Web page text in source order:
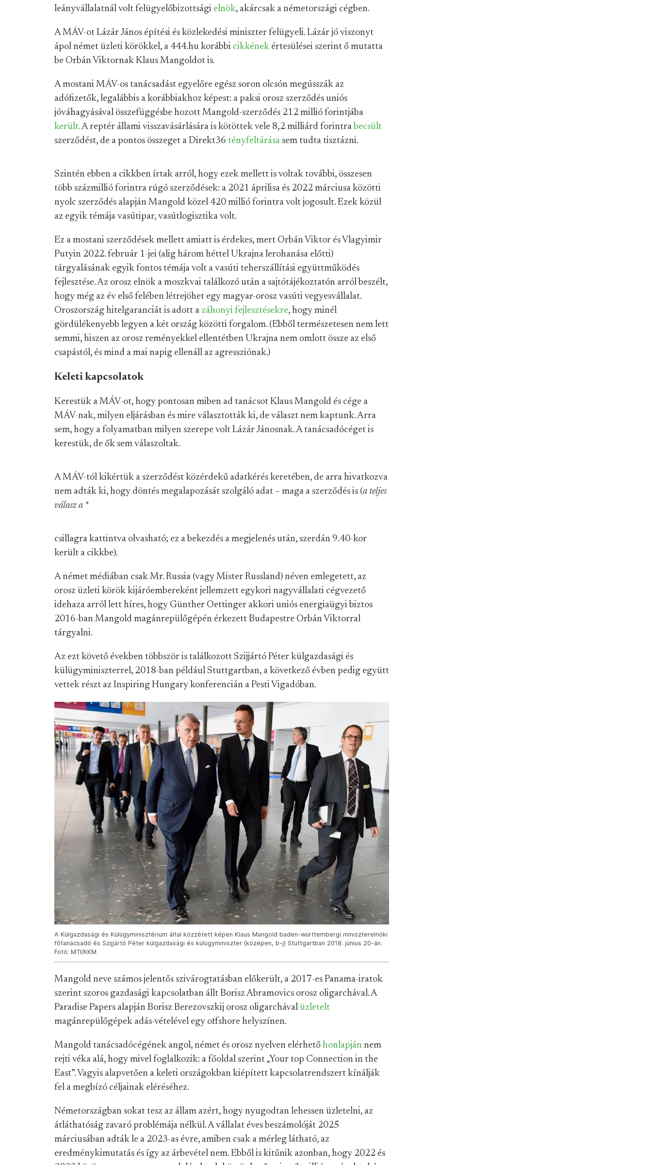
leányvállalatnál volt felügyelőbizottsági elnök, akárcsak a németországi cégben.
A MÁV-ot Lázár János építési és közlekedési miniszter felügyeli. Lázár jó viszonyt
ápol német üzleti körökkel, a 444.hu korábbi cikkének értesülései szerint ő mutatta
be Orbán Viktornak Klaus Mangoldot is.
A mostani MÁV-os tanácsadást egyelőre egész soron olcsón megússzák az
adófizetők, legalábbis a korábbiakhoz képest: a paksi orosz szerződés uniós
jóváhagyásával összefüggésbe hozott Mangold-szerződés 212 millió forintjába
került.A reptér állami visszavásárlására is kötöttek vele 8,2 milliárd forintra becsült
szerződést, de a pontos összeget a Direkt36 tényfeltárása sem tudta tisztázni.
Szintén ebben a cikkben írtak arról, hogy ezek mellett is voltak további, összesen
több százmillió forintra rúgó szerződések: a 2021 áprilisa és 2022 márciusa közötti
nyolc szerződés alapján Mangold közel 420 millió forintra volt jogosult. Ezek közül
az egyik témája vasútipar, vasútlogisztika volt.
Ez a mostani szerződések mellett amiatt is érdekes, mert Orbán Viktor és Vlagyimir
Putyin 2022. február 1-jei (alig három héttel Ukrajna lerohanása előtti)
tárgyalásának egyik fontos témája volt a vasúti teherszállítási együttműködés
fejlesztése. Az orosz elnök a moszkvai találkozó után a sajtótájékoztatón arról beszélt,
hogy még az év első felében létrejöhet egy magyar-orosz vasúti vegyesvállalat.
Oroszország hitelgaranciát is adott a záhonyi fejlesztésekre, hogy minél
gördülékenyebb legyen a két ország közötti forgalom. (Ebből természetesen nem lett
semmi, hiszen az orosz reményekkel ellentétben Ukrajna nem omlott össze az első
csapástól, és mind a mai napig ellenáll az agressziónak.)
Keleti kapcsolatok
Kerestük a MÁV-ot, hogy pontosan miben ad tanácsot Klaus Mangold és cége a
MÁV-nak, milyen eljárásban és mire választották ki, de választ nem kaptunk. Arra
sem, hogy a folyamatban milyen szerepe volt Lázár Jánosnak. A tanácsadócéget is
kerestük, de ők sem válaszoltak.
A MÁV-tól kikértük a szerződést közérdekű adatkérés keretében, de arra hivatkozva
nem adták ki, hogy döntés megalapozását szolgáló adat – maga a szerződés is (a teljes
válasz a *
csillagra kattintva olvasható; ez a bekezdés a megjelenés után, szerdán 9.40-kor
került a cikkbe).
A német médiában csak Mr. Russia (vagy Mister Russland) néven emlegetett, az
orosz üzleti körök kijáróembereként jellemzett egykori nagyvállalati cégvezető
idehaza arról lett híres, hogy Günther Oettinger akkori uniós energiaügyi biztos
2016-ban Mangold magánrepülőgépén érkezett Budapestre Orbán Viktorral
tárgyalni.
Az ezt követő években többször is találkozott Szijjártó Péter külgazdasági és
külügyminiszterrel, 2018-ban például Stuttgartban, a következő évben pedig együtt
vettek részt az Inspiring Hungary konferencián a Pesti Vigadóban.
A Külgazdasági és Külügyminisztérium által közzétett képen Klaus Mangold baden-württembergi miniszterelnöki
főtanácsadó és Szijjártó Péter külgazdasági és külügyminiszter (középen, b-j) Stuttgartban 2018. június 20-án.
Fotó: MTI/KKM
Mangold neve számos jelentős szivárogtatásban előkerült, a 2017-es Panama-iratok
szerint szoros gazdasági kapcsolatban állt Borisz Abramovics orosz oligarchával. A
Paradise Papers alapján Borisz Berezovszkij orosz oligarchával üzletelt
magánrepülőgépek adás-vételével egy offshore helyszínen.
Mangold tanácsadócégének angol, német és orosz nyelven elérhető honlapján nem
rejti véka alá, hogy mivel foglalkozik: a főoldal szerint „Your top Connection in the
East”. Vagyis alapvetően a keleti országokban kiépített kapcsolatrendszert kínálják
fel a megbízó céljainak eléréséhez.
Németországban sokat tesz az állam azért, hogy nyugodtan lehessen üzletelni, az
átláthatóság zavaró problémája nélkül. A vállalat éves beszámolóját 2025
márciusában adták le a 2023-as évre, amiben csak a mérleg látható, az
eredménykimutatás és így az árbevétel nem. Ebből is kitűnik azonban, hogy 2022 és